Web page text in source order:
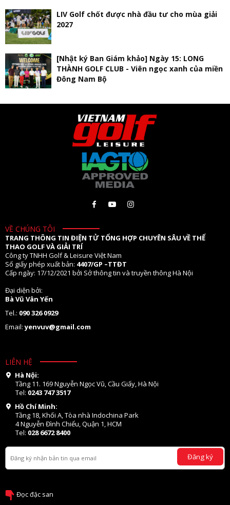
LIV Golf chốt được nhà đầu tư cho mùa giải
2027
[Nhật ký Ban Giám khảo] Ngày 15: LONG
THÀNH GOLF CLUB - Viên ngọc xanh của miền
Đông Nam Bộ
VỀ CHÚNG TÔI
TRANG THÔNG TIN ĐIỆN TỬ TỔNG HỢP CHUYÊN SÂU VỀ THỂ
THAO GOLF VÀ GIẢI TRÍ
Công ty TNHH Golf & Leisure Việt Nam
Số giấy phép xuất bản: 4407/GP –TTĐT
Cấp ngày: 17/12/2021 bởi Sở thông tin và truyền thông Hà Nội
Đại diện bởi:
Bà Vũ Vân Yến
Tel.: 090 326 0929
Email:yenvuv@gmail.com
LIÊN HỆ
Hà Nội:
Tầng 11. 169 Nguyễn Ngọc Vũ, Cầu Giấy, Hà Nội
Tel: 0243 747 3517
Hồ Chí Minh:
Tầng 18, Khối A, Tòa nhà Indochina Park
4 Nguyễn Đình Chiểu, Quận 1, HCM
Tel: 028 6672 8400
Đăng ký
Đọc đặc san